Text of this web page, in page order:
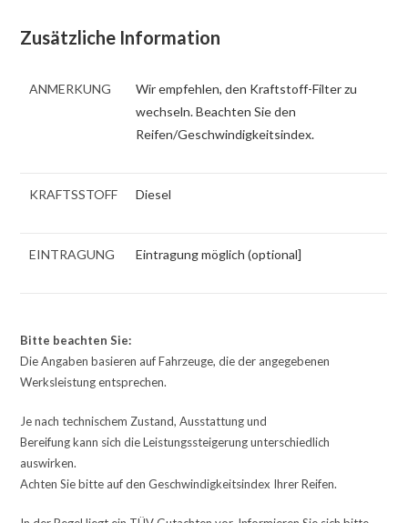
Zusätzliche Information
ANMERKUNG
Wir empfehlen, den Kraftstoff-Filter zu
wechseln. Beachten Sie den
Reifen/Geschwindigkeitsindex.
KRAFTSSTOFF Diesel
EINTRAGUNG Eintragung möglich (optional]
Bitte beachten Sie:
Die Angaben basieren auf Fahrzeuge, die der angegebenen
Werksleistung entsprechen.
Je nach technischem Zustand, Ausstattung und
Bereifung kann sich die Leistungssteigerung unterschiedlich
auswirken.
Achten Sie bitte auf den Geschwindigkeitsindex Ihrer Reifen.